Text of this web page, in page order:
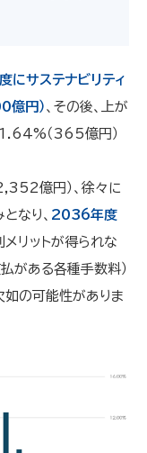
にサステナビリティ
億円） 、その後、上が
（365億円）
億円）、徐々に
なり、 2036年度
メリットが得られな
がある各種手数料）
の可能性がありま